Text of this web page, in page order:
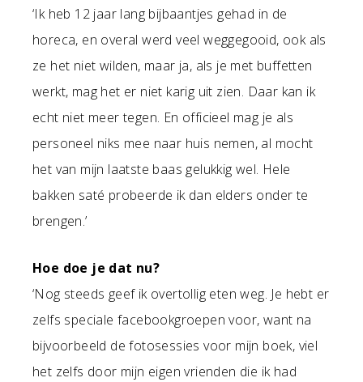
‘Ik heb 12 jaar lang bijbaantjes gehad in de
horeca, en overal werd veel weggegooid, ook als
ze het niet wilden, maar ja, als je met buffetten
werkt, mag het er niet karig uit zien. Daar kan ik
echt niet meer tegen. En officieel mag je als
personeel niks mee naar huis nemen, al mocht
het van mijn laatste baas gelukkig wel. Hele
bakken saté probeerde ik dan elders onder te
brengen.’
Hoe doe je dat nu?
‘Nog steeds geef ik overtollig eten weg. Je hebt er
zelfs speciale facebookgroepen voor, want na
bijvoorbeeld de fotosessies voor mijn boek, viel
het zelfs door mijn eigen vrienden die ik had